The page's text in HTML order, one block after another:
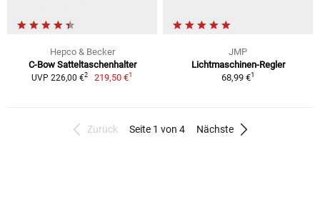
Hepco & Becker
C-Bow Satteltaschenhalter
UVP 226,00 €2 219,50 €1
JMP
Lichtmaschinen-Regler
68,99 €1
Zurück Seite 1 von 4 Nächste